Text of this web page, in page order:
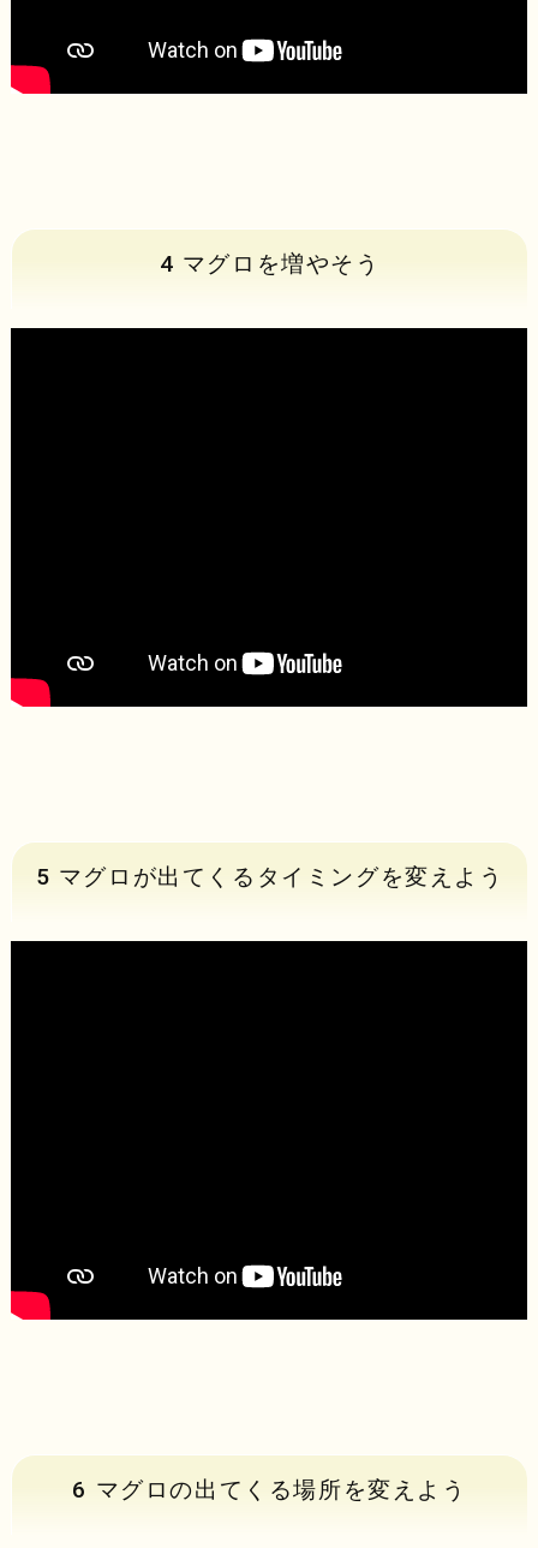
4 マグロを増やそう
5 マグロが出てくるタイミングを変えよう
6 マグロの出てくる場所を変えよう